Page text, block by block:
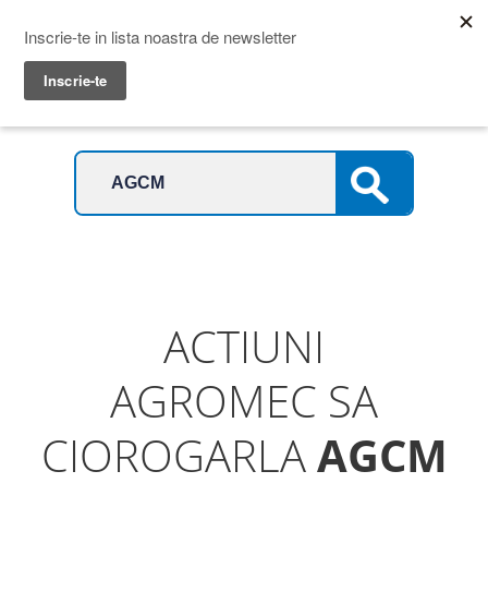
Menu
Prime Transaction
ACTIUNI
AGROMEC SA
CIOROGARLAAGCM